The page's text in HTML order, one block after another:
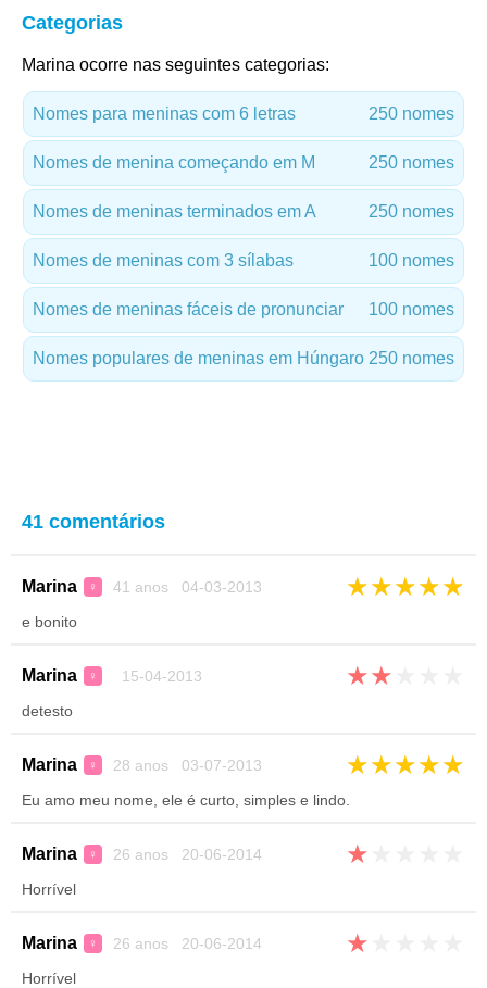
Categorias
Marina ocorre nas seguintes categorias:
Nomes para meninas com 6 letras 250 nomes
Nomes de menina começando em M 250 nomes
Nomes de meninas terminados em A 250 nomes
Nomes de meninas com 3 sílabas 100 nomes
Nomes de meninas fáceis de pronunciar 100 nomes
Nomes populares de meninas em Húngaro 250 nomes
41 comentários
Marina ♀ 41 anos 04-03-2013 ★★★★★
e bonito
Marina ♀ 15-04-2013 ★★
detesto
Marina ♀ 28 anos 03-07-2013 ★★★★★
Eu amo meu nome, ele é curto, simples e lindo.
Marina ♀ 26 anos 20-06-2014 ★
Horrível
Marina ♀ 26 anos 20-06-2014 ★
Horrível